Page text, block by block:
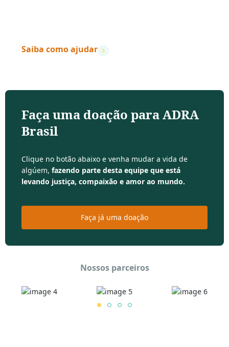
Saiba como ajudar
Faça uma doação para ADRA
Brasil
Clique no botão abaixo e venha mudar a vida de
algúem, fazendo parte desta equipe que está
levando justiça, compaixão e amor ao mundo.
Faça já uma doação
Nossos parceiros